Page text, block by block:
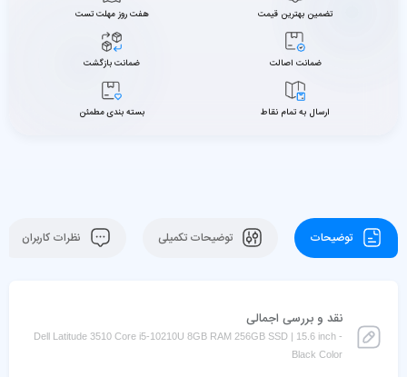
تضمین بهترین قیمت هفت روز مهلت تست
ضمانت اصالت ضمانت بازگشت
ارسال به تمام نقاط بسته بندی مطمئن
توضیحات توضیحات تکمیلی نظرات کاربران
نقد و بررسی اجمالی
Dell Latitude 3510 Core i5-10210U 8GB RAM 256GB SSD | 15.6 inch -
Black Color